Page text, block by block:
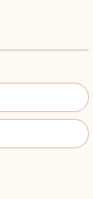
策